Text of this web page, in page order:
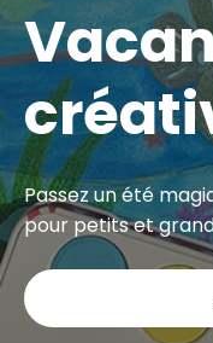
Passez un été
pour petits et